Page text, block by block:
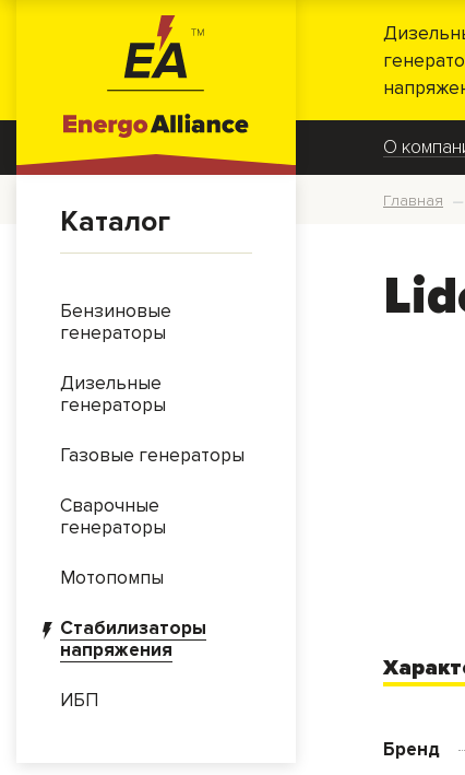
О
Каталог
Бензиновые
генераторы
Дизельные
генераторы
Газовые генераторы
Сварочные
генераторы
Мотопомпы
Стабилизаторы
напряжения
ИБП
Главная —
Бренд